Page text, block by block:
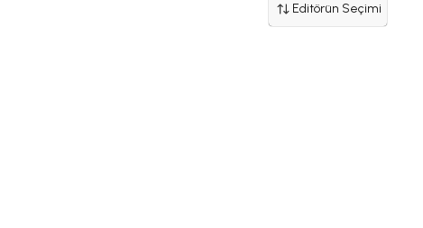
Editörün Seçimi